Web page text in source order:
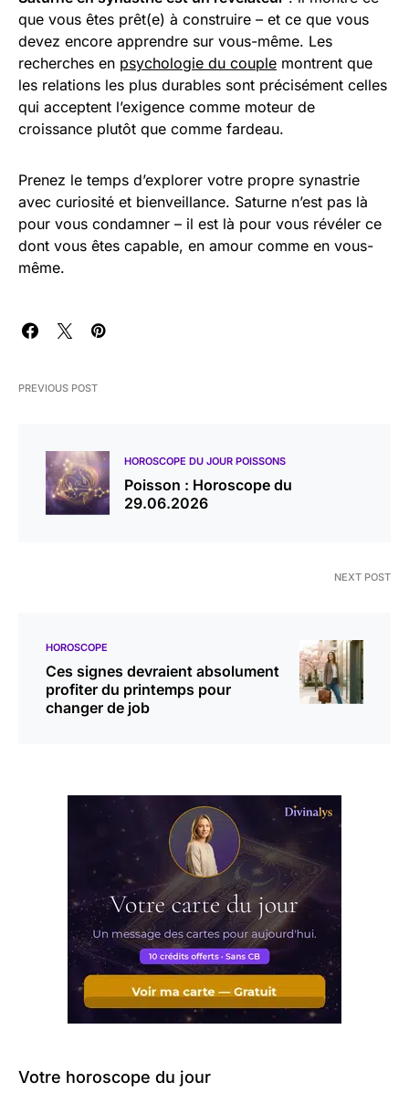
que vous êtes prêt(e) à construire – et ce que vous
devez encore apprendre sur vous-même. Les
recherches en psychologie du couple montrent que
les relations les plus durables sont précisément celles
qui acceptent l’exigence comme moteur de
croissance plutôt que comme fardeau.
Prenez le temps d’explorer votre propre synastrie
avec curiosité et bienveillance. Saturne n’est pas là
pour vous condamner – il est là pour vous révéler ce
dont vous êtes capable, en amour comme en vous-
même.
PREVIOUS POST
HOROSCOPE DU JOUR POISSONS
Poisson : Horoscope du
29.06.2026
NEXT POST
HOROSCOPE
Ces signes devraient absolument
profiter du printemps pour
changer de job
Votre horoscope du jour